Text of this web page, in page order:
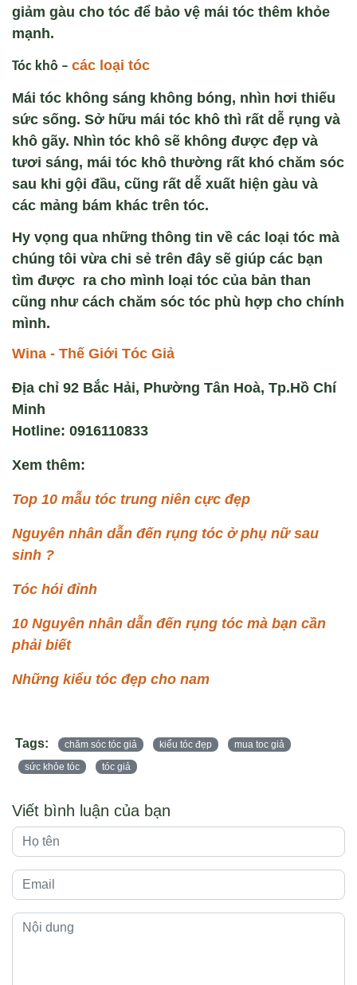
giảm gàu cho tóc để bảo vệ mái tóc thêm khỏe
mạnh.
Tóc khô – các loại tóc
Mái tóc không sáng không bóng, nhìn hơi thiếu
sức sống. Sở hữu mái tóc khô thì rất dễ rụng và
khô gãy. Nhìn tóc khô sẽ không được đẹp và
tươi sáng, mái tóc khô thường rất khó chăm sóc
sau khi gội đầu, cũng rất dễ xuất hiện gàu và
các mảng bám khác trên tóc.
Hy vọng qua những thông tin về các loại tóc mà
chúng tôi vừa chi sẻ trên đây sẽ giúp các bạn
tìm được ra cho mình loại tóc của bản than
cũng như cách chăm sóc tóc phù hợp cho chính
mình.
Wina - Thế Giới Tóc Giả
Địa chỉ 92 Bắc Hải, Phường Tân Hoà, Tp.Hồ Chí
Minh
Hotline: 0916110833
Xem thêm:
Top 10 mẫu tóc trung niên cực đẹp
Nguyên nhân dẫn đến rụng tóc ở phụ nữ sau
sinh ?
Tóc hói đỉnh
10 Nguyên nhân dẫn đến rụng tóc mà bạn cần
phải biết
Những kiểu tóc đẹp cho nam
Tags: chăm sóc tóc giả kiểu tóc đẹp
mua toc giả
sức khỏe tóc
tóc giả
Viết bình luận của bạn